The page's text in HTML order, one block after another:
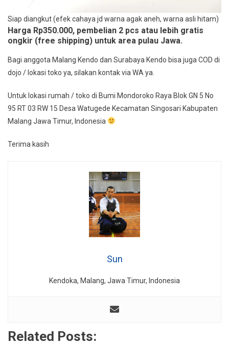
Siap diangkut (efek cahaya jd warna agak aneh, warna asli hitam)
Harga Rp350.000, pembelian 2 pcs atau lebih gratis
ongkir (free shipping) untuk area pulau Jawa.
Bagi anggota Malang Kendo dan Surabaya Kendo bisa juga COD di
dojo / lokasi toko ya, silakan kontak via WA ya.
Untuk lokasi rumah / toko di Bumi Mondoroko Raya Blok GN 5 No
95 RT 03 RW 15 Desa Watugede Kecamatan Singosari Kabupaten
Malang Jawa Timur, Indonesia
Terima kasih
Sun
Kendoka, Malang, Jawa Timur, Indonesia
Related Posts: